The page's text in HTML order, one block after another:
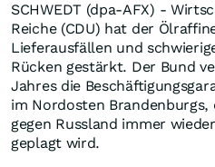
SCHWEDT (dpa-AFX) -
Reiche (CDU) hat der
Lieferausfällen und
Rücken gestärkt. Der Bund
Jahres die
im Nordosten Brandenburgs,
gegen Russland immer
geplagt wird.